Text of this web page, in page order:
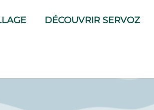
DÉCOUVRIR SERVOZ